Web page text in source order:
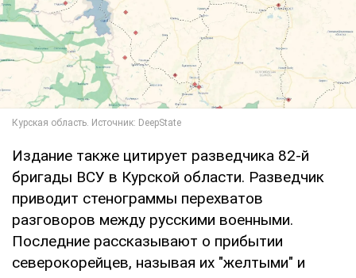
Издание также цитирует разведчика 82-й
бригады ВСУ в Курской области. Разведчик
приводит стенограммы перехватов
разговоров между русскими военными.
Последние рассказывают о прибытии
северокорейцев, называя их "желтыми" и